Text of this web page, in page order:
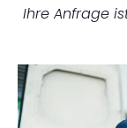
Ihre Anfrage